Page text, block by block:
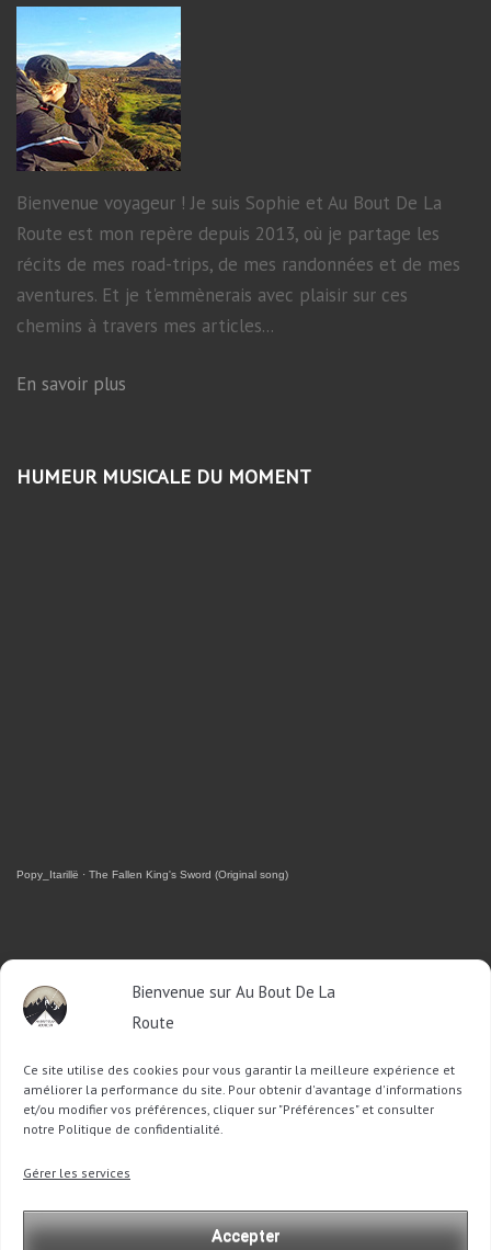
Bienvenue sur Au Bout De La
Route
Ce site utilise des cookies pour vous garantir la meilleure expérience et
améliorer la performance du site. Pour obtenir d'avantage d'informations
et/ou modifier vos préférences, cliquer sur "Préférences" et consulter
notre Politique de confidentialité.
Gérer les services
Accepter
Bienvenue voyageur ! Je suis Sophie et Au Bout De La
Route est mon repère depuis 2013, où je partage les
récits de mes road-trips, de mes randonnées et de mes
aventures. Et je t'emmènerais avec plaisir sur ces
chemins à travers mes articles...
En savoir plus
HUMEUR MUSICALE DU MOMENT
Popy_Itarillë · The Fallen King's Sword (Original song)
RETROUVEZ-MOI SUR FACEBOOK
OU SUR TWITTER
Follow @Sophie_ABDLRTweet to @Sophie_ABDLR
: